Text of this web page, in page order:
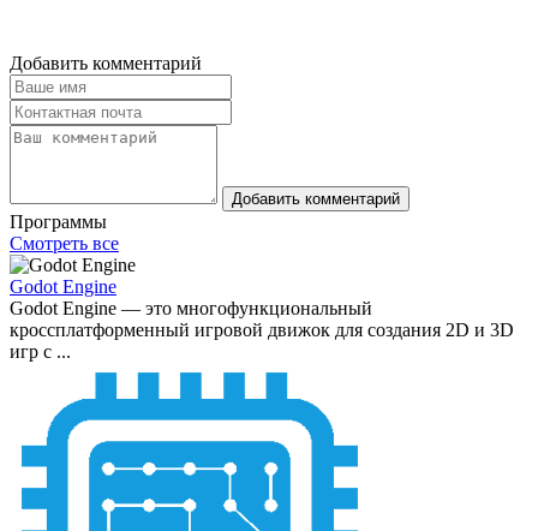
Добавить комментарий
Добавить комментарий
Программы
Смотреть все
Godot Engine
Godot Engine — это многофункциональный
кроссплатформенный игровой движок для создания 2D и 3D
игр с ...